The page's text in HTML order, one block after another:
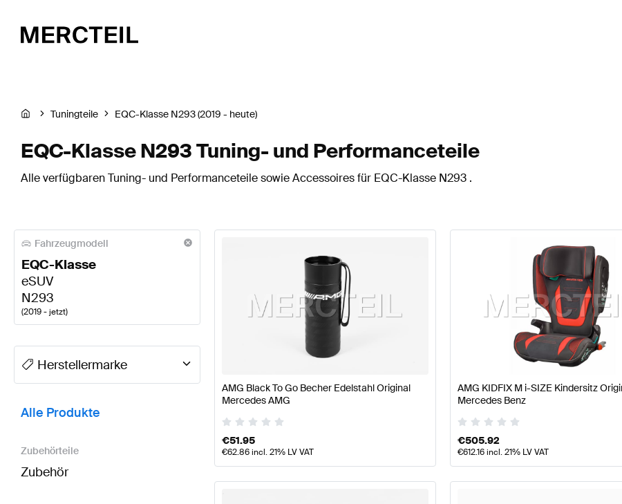
Tuningteile EQC-Klasse N293 (2019 - heute)
EQC-Klasse N293 Tuning- und Performanceteile
Alle verfügbaren Tuning- und Performanceteile sowie Accessoires für EQC-Klasse N293 .
Fahrzeugmodell
EQC-Klasse
eSUV
N293
(2019 - jetzt)
A-Klasse Tuning- und Performanceteile A-Klasse W177 Modellpflege Tuning- und PerformanceteileA-Klasse
Herstellermarke
BRABUS EQC-Klasse N293 Tuning- und PerformanceteileAMG EQC-Klasse N293 Tuning- und
Alle Produkte
Zubehörteile
Zubehör
AMG Black To Go Becher Edelstahl Original
Mercedes AMG
€51.95
€62.86incl. 21% LV VAT
AMG KIDFIX M i-SIZE Kindersitz
Mercedes Benz
€505.92
€612.16incl. 21% LV VAT